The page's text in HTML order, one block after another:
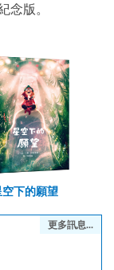
念版。
空下的願望
更多訊息...